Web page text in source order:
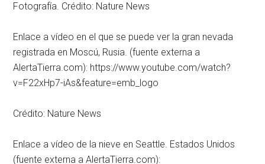
Fotografía. Crédito: Nature News
Enlace a vídeo en el que se puede ver la gran nevada
registrada en Moscú, Rusia. (fuente externa a
AlertaTierra.com): https://www.youtube.com/watch?
v=F22xHp7-iAs&feature=emb_logo
Crédito: Nature News
Enlace a vídeo de la nieve en Seattle. Estados Unidos
(fuente externa a AlertaTierra.com):